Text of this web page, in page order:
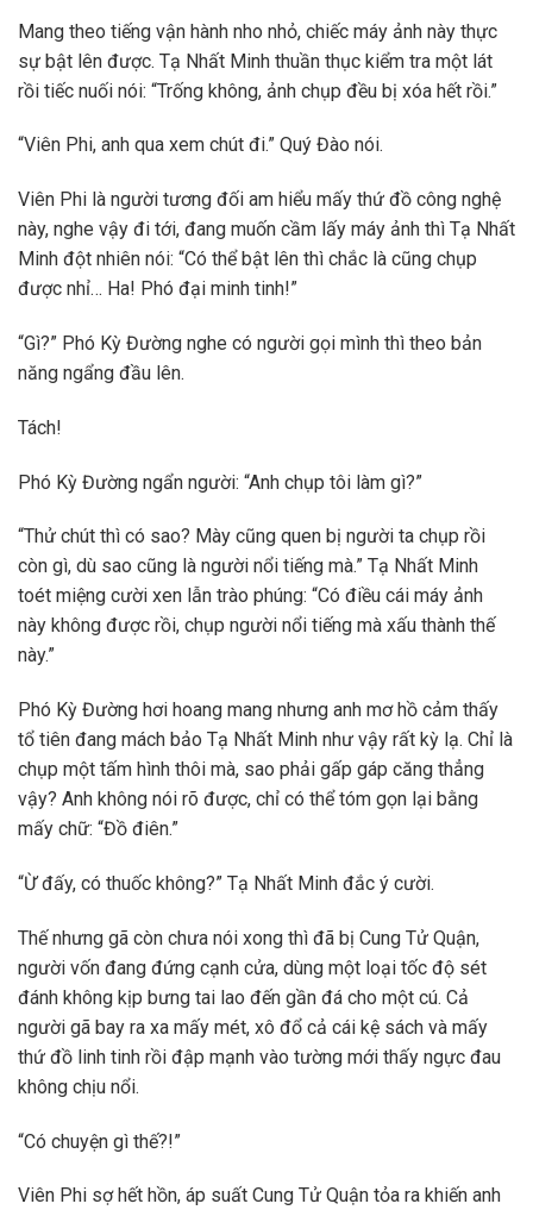
Mang theo tiếng vận hành nho nhỏ, chiếc máy ảnh này thực
sự bật lên được. Tạ Nhất Minh thuần thục kiểm tra một lát
rồi tiếc nuối nói: “Trống không, ảnh chụp đều bị xóa hết rồi.”
“Viên Phi, anh qua xem chút đi.” Quý Đào nói.
Viên Phi là người tương đối am hiểu mấy thứ đồ công nghệ
này, nghe vậy đi tới, đang muốn cầm lấy máy ảnh thì Tạ Nhất
Minh đột nhiên nói: “Có thể bật lên thì chắc là cũng chụp
được nhỉ… Ha! Phó đại minh tinh!”
“Gì?” Phó Kỳ Đường nghe có người gọi mình thì theo bản
năng ngẩng đầu lên.
Tách!
Phó Kỳ Đường ngẩn người: “Anh chụp tôi làm gì?”
“Thử chút thì có sao? Mày cũng quen bị người ta chụp rồi
còn gì, dù sao cũng là người nổi tiếng mà.” Tạ Nhất Minh
toét miệng cười xen lẫn trào phúng: “Có điều cái máy ảnh
này không được rồi, chụp người nổi tiếng mà xấu thành thế
này.”
Phó Kỳ Đường hơi hoang mang nhưng anh mơ hồ cảm thấy
tổ tiên đang mách bảo Tạ Nhất Minh như vậy rất kỳ lạ. Chỉ là
chụp một tấm hình thôi mà, sao phải gấp gáp căng thẳng
vậy? Anh không nói rõ được, chỉ có thể tóm gọn lại bằng
mấy chữ: “Đồ điên.”
“Ừ đấy, có thuốc không?” Tạ Nhất Minh đắc ý cười.
Thế nhưng gã còn chưa nói xong thì đã bị Cung Tử Quận,
người vốn đang đứng cạnh cửa, dùng một loại tốc độ sét
đánh không kịp bưng tai lao đến gần đá cho một cú. Cả
người gã bay ra xa mấy mét, xô đổ cả cái kệ sách và mấy
thứ đồ linh tinh rồi đập mạnh vào tường mới thấy ngực đau
không chịu nổi.
“Có chuyện gì thế?!”
Viên Phi sợ hết hồn, áp suất Cung Tử Quận tỏa ra khiến anh